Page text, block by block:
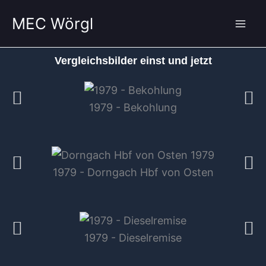
InhaltMEC Wörgl
Vergleichsbilder einst und jetzt
1979 - Bekohlung
1979 - Dorngach Hbf von Osten
1979 - Dieselremise